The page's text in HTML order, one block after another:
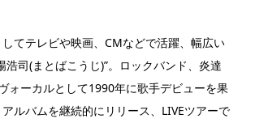
てテレビや映画、CMなどで活躍、幅広い
浩司(まとばこうじ)”。ロックバンド、炎達
ォーカルとして1990年に歌手デビューを果
ルバムを継続的にリリース、LIVEツアーで